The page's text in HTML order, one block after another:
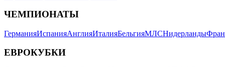
ЧЕМПИОНАТЫ
ГерманияИспанияАнглияИталияБельгияМЛСНидерланды
ЕВРОКУБКИ